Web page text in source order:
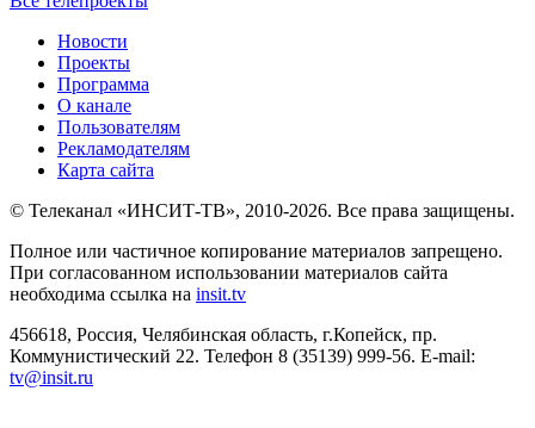
Новости
Проекты
Программа
О канале
Пользователям
Рекламодателям
Карта сайта
© Телеканал «ИНСИТ-ТВ», 2010-2026. Все права защищены.
Полное или частичное копирование материалов запрещено.
При согласованном использовании материалов сайта
необходима ссылка на insit.tv
456618, Россия, Челябинская область, г.Копейск, пр.
Коммунистический 22. Телефон 8 (35139) 999-56. E-mail:
tv@insit.ru